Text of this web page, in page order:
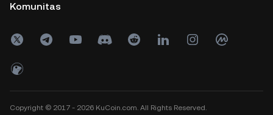
Komunitas
Copyright © 2017 - 2026 KuCoin.com. All Rights Reserved.